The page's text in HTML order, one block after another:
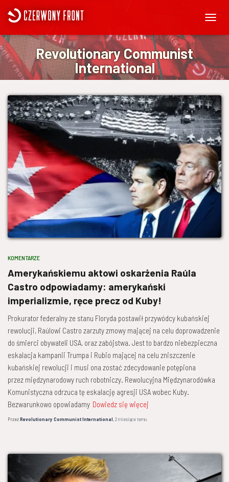
Revolutionary Communist
International
KOMENTARZE
Amerykańskiemu aktowi oskarżenia Raúla
Castro odpowiadamy: amerykański
imperializmie, ręce precz od Kuby!
Prokurator federalny ze stanu Floryda postawił przywódcy kubańskiej
rewolucji, Raúlowi Castro zarzuty zmowy mającej na celu doprowadzenie
do śmierci obywateli USA, oraz zabójstwa. Jest to bardzo niebezpieczna
eskalacja kampanii Trumpa i Rubio mającej na celu zniszczenie
kubańskiej rewolucji i musi ona zostać zdecydowanie potępiona
przez międzynarodowy ruch robotniczy. Rewolucyjna Międzynarodówka
Komunistyczna odrzuca tę eskalację agresji USA wobec Kuby.
Bezwarunkowo opowiadamy Dowiedz się więcej
PrzezRevolutionary Communist International,2 miesiącetemu